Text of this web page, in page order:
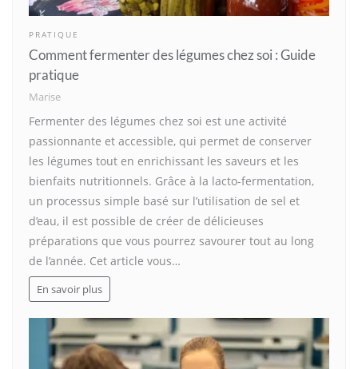
PRATIQUE
Comment fermenter des légumes chez soi : Guide
pratique
Marise
Fermenter des légumes chez soi est une activité
passionnante et accessible, qui permet de conserver
les légumes tout en enrichissant les saveurs et les
bienfaits nutritionnels. Grâce à la lacto-fermentation,
un processus simple basé sur l’utilisation de sel et
d’eau, il est possible de créer de délicieuses
préparations que vous pourrez savourer tout au long
de l’année. Cet article vous…
En savoir plus